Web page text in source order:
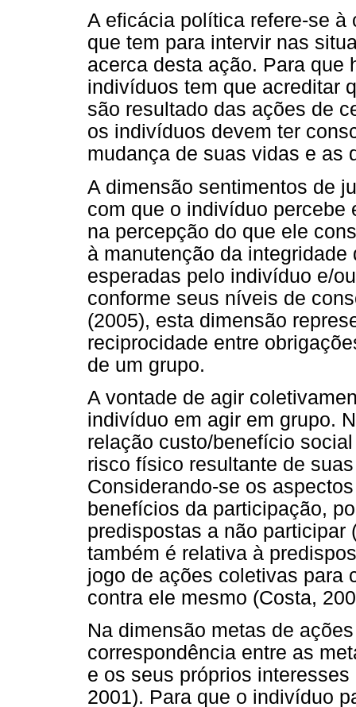
A eficácia política refere-se
que tem para intervir nas
acerca desta ação. Para que
indivíduos tem que acreditar
são resultado das ações de
os indivíduos devem ter
mudança de suas vidas e as
A dimensão sentimentos de
com que o indivíduo
na percepção do que ele
à manutenção da
esperadas pelo indivíduo e/
conforme seus níveis de
(2005), esta dimensão
reciprocidade entre
de um grupo.
A vontade de agir
indivíduo em agir em grupo.
relação custo/benefício
risco físico resultante de
Considerando-se os
benefícios da participação,
predispostas a não
também é relativa à
jogo de ações coletivas para
contra ele mesmo (Costa,
Na dimensão metas de
correspondência entre as
e os seus próprios
2001). Para que o indivíduo